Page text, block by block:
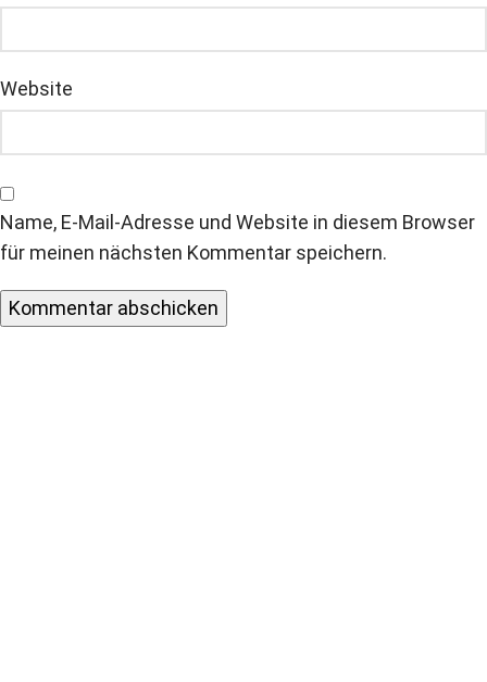
Website
Name, E-Mail-Adresse und Website in diesem Browser
für meinen nächsten Kommentar speichern.